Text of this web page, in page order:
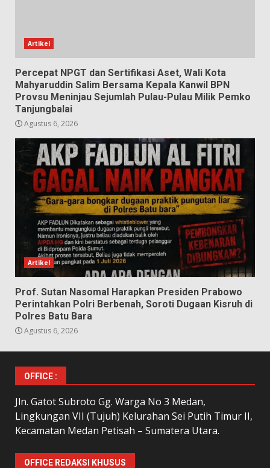
Artikel
Percepat NPGT dan Sertifikasi Aset, Wali Kota
Mahyaruddin Salim Bersama Kepala Kanwil BPN
Provsu Meninjau Sejumlah Pulau-Pulau Milik Pemko
Tanjungbalai
Agustus 6, 2026
Artikel
Prof. Sutan Nasomal Harapkan Presiden Prabowo
Perintahkan Polri Berbenah, Soroti Dugaan Kisruh di
Polres Batu Bara
Agustus 6, 2026
OFFICE :
Jln. Gatot Subroto Gg. Warga No 3 Medan,
Lingkungan VII (Tujuh) Kelurahan Sei Putih Timur II,
Kecamatan Medan Petisah – Sumatera Utara.
OFFICE REDAKSI KHUSUS